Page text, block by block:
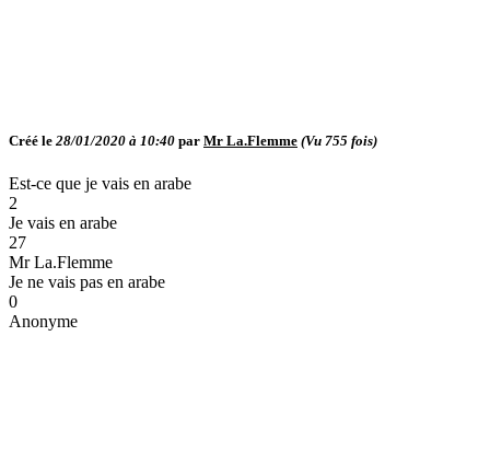
Créé le 28/01/2020 à 10:40 par Mr La.Flemme (Vu 755 fois)
Est-ce que je vais en arabe
2
Je vais en arabe
27
Mr La.Flemme
Je ne vais pas en arabe
0
Anonyme